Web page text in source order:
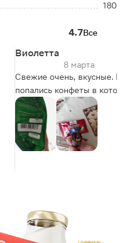
180
4.7Все
Виолетта
8 марта
Свежие очень, вкусные.
попались конфеты в
много орехов. И да, они
приторно сладкие. Но на
цвет, как говорится....